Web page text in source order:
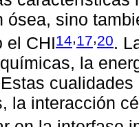
ósea, sino
el CHI14,17,20.
la
la interacción